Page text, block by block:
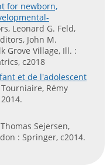
for newborn,
Leonard G. Feld,
John M.
Grove Village, Ill. :
c2018
et de l'adolescent
Rémy
Sejersen,
: Springer, c2014.